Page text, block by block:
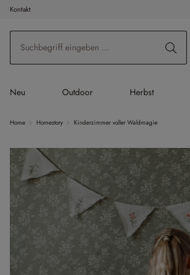
Hauptinhalt springen
Zur Suche springen
Zur Hauptnavigation springen
Kontakt
Neu Outdoor Herbst
Home Homestory Kinderzimmer voller Waldmagie